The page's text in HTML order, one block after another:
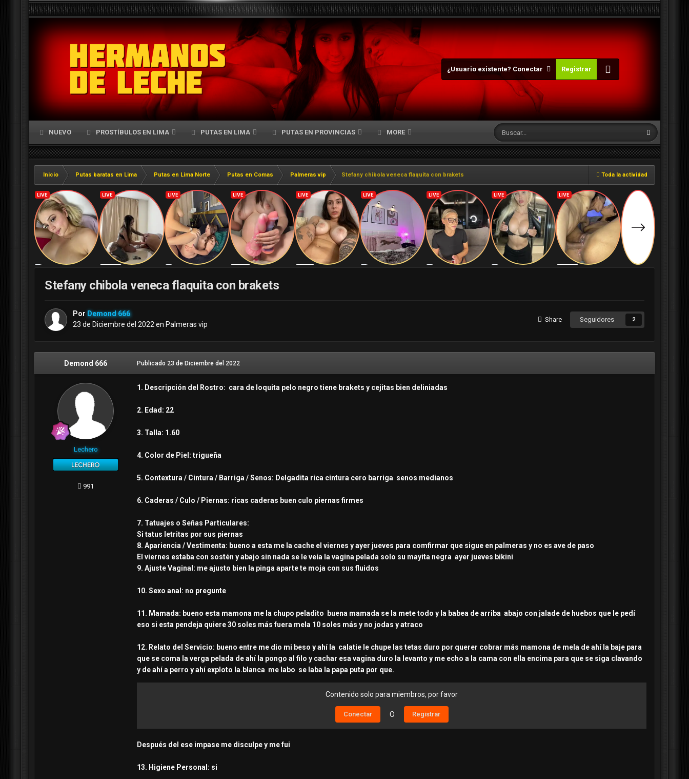
¿Usuario existente? Conectar Registrar
NUEVO PROSTÍBULOS EN LIMA PUTAS EN LIMA PUTAS EN PROVINCIAS MORE
Toda la actividad
Inicio Putas baratas en Lima Putas en Lima Norte Putas en Comas Palmeras vip Stefany chibola veneca flaquita con brakets
Stefany chibola veneca flaquita con brakets
Por Demond 666
23 de Diciembre del 2022en Palmeras vip
Share Seguidores 2
Demond 666
Lechero
991
Publicado 23 de Diciembre del 2022
1. Descripción del Rostro: cara de loquita pelo negro tiene brakets y cejitas bien deliniadas
2. Edad: 22
3. Talla: 1.60
4. Color de Piel: trigueña
5. Contextura / Cintura / Barriga / Senos: Delgadita rica cintura cero barriga senos medianos
6. Caderas / Culo / Piernas: ricas caderas buen culo piernas firmes
7. Tatuajes o Señas Particulares:
Si tatus letritas por sus piernas
8. Apariencia / Vestimenta: bueno a esta me la cache el viernes y ayer jueves para comfirmar que sigue en palmeras y no es ave de paso
El viernes estaba con sostén y abajo sin nada se le veía la vagina pelada solo su mayita negra ayer jueves bikini
9. Ajuste Vaginal: me ajusto bien la pinga aparte te moja con sus fluidos
10. Sexo anal: no pregunte
11. Mamada: bueno esta mamona me la chupo peladito buena mamada se la mete todo y la babea de arriba abajo con jalade de huebos que le pedí
eso si esta pendeja quiere 30 soles más fuera mela 10 soles más y no jodas y atraco
12. Relato del Servicio: bueno entre me dio mi beso y ahí la calatie le chupe las tetas duro por querer cobrar más mamona de mela de ahí la baje para
que se coma la verga pelada de ahí la pongo al filo y cachar esa vagina duro la levanto y me echo a la cama con ella encima para que se siga clavando
y de ahí a perro y ahí exploto la.blanca me labo se laba la papa puta por que.
Contenido solo para miembros, por favor
Conectar O Registrar
Después del ese impase me disculpe y me fui
13. Higiene Personal: si